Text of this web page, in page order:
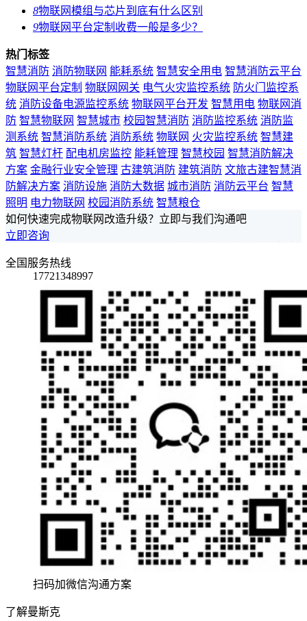
8物联网模组与芯片到底有什么区别
9物联网平台定制收费一般是多少？
热门标签
智慧消防 消防物联网 能耗系统 智慧安全用电 智慧消防云平台
物联网平台定制 物联网网关 电气火灾监控系统 防火门监控系
统 消防设备电源监控系统 物联网平台开发 智慧用电 物联网消
防 智慧物联网 智慧城市 校园智慧消防 消防监控系统 消防监
测系统 智慧消防系统 消防系统 物联网 火灾监控系统 智慧建
筑 智慧灯杆 配电机房监控 能耗管理 智慧校园 智慧消防解决
方案 金融行业安全管理 古建筑消防 建筑消防 文旅古建智慧消
防解决方案 消防设施 消防大数据 城市消防 消防云平台 智慧
照明 电力物联网 校园消防系统 智慧粮仓
如何快速完成物联网改造升级？立即与我们沟通吧
立即咨询
全国服务热线
17721348997
扫码加微信沟通方案
了解曼斯克